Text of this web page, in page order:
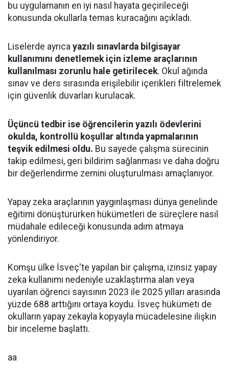
bu uygulamanın en iyi nasıl hayata geçirileceği
konusunda okullarla temas kuracağını açıkladı.
Liselerde ayrıca yazılı sınavlarda bilgisayar
kullanımını denetlemek için izleme araçlarının
kullanılması zorunlu hale getirilecek. Okul ağında
sınav ve ders sırasında erişilebilir içerikleri filtrelemek
için güvenlik duvarları kurulacak.
Üçüncü tedbir ise öğrencilerin yazılı ödevlerini
okulda, kontrollü koşullar altında yapmalarının
teşvik edilmesi oldu. Bu sayede çalışma sürecinin
takip edilmesi, geri bildirim sağlanması ve daha doğru
bir değerlendirme zemini oluşturulması amaçlanıyor.
Yapay zeka araçlarının yaygınlaşması dünya genelinde
eğitimi dönüştürürken hükümetleri de süreçlere nasıl
müdahale edileceği konusunda adım atmaya
yönlendiriyor.
Komşu ülke İsveç'te yapılan bir çalışma, izinsiz yapay
zeka kullanımı nedeniyle uzaklaştırma alan veya
uyarılan öğrenci sayısının 2023 ile 2025 yılları arasında
yüzde 688 arttığını ortaya koydu. İsveç hükümeti de
okulların yapay zekayla kopyayla mücadelesine ilişkin
bir inceleme başlattı.
aa